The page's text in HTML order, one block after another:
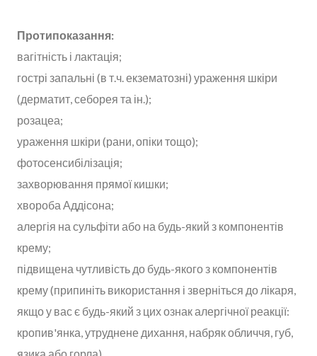
Протипоказання:
вагітність і лактація;
гострі запальні (в т.ч. екзематозні) ураження шкіри
(дерматит, себорея та ін.);
розацеа;
ураження шкіри (рани, опіки тощо);
фотосенсибілізація;
захворювання прямої кишки;
хвороба Аддісона;
алергія на сульфіти або на будь-який з компонентів
крему;
підвищена чутливість до будь-якого з компонентів
крему (припиніть використання і зверніться до лікаря,
якщо у вас є будь-який з цих ознак алергічної реакції:
кропив'янка, утруднене дихання, набряк обличчя, губ,
язика або горла).